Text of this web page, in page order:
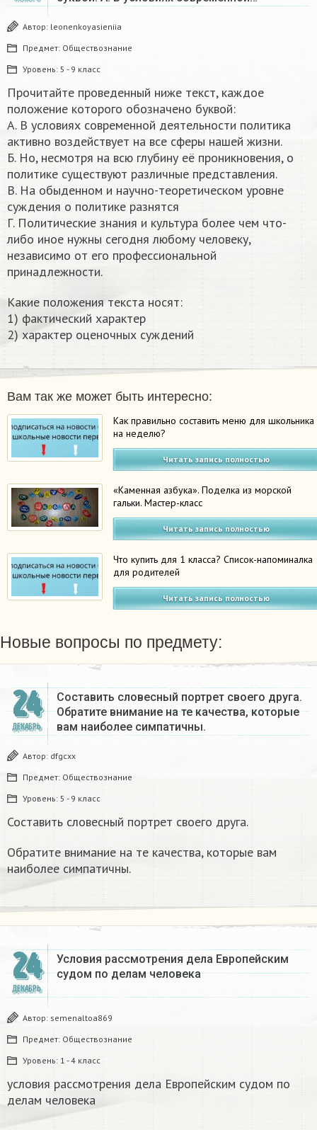
Автор: leonenkoyasieniia
Предмет: Обществознание
Уровень: 5 - 9 класс
Прочитайте проведенный ниже текст, каждое
положение которого обозначено буквой:
А. В условиях современной деятельности политика
активно воздействует на все сферы нашей жизни.
Б. Но, несмотря на всю глубину её проникновения, о
политике существуют различные представления.
В. На обыденном и научно-теоретическом уровне
суждения о политике разнятся
Г. Политические знания и культура более чем что-
либо иное нужны сегодня любому человеку,
независимо от его профессиональной
принадлежности.
Какие положения текста носят:
1) фактический характер
2) характер оценочных суждений​
Вам так же может быть интересно:
Как правильно составить меню для школьника
на неделю?
Читать запись полностью
«Каменная азбука». Поделка из морской
гальки. Мастер-класс
Читать запись полностью
Что купить для 1 класса? Список-напоминалка
для родителей
Читать запись полностью
Новые вопросы по предмету:
24
ДЕКАБРЬ
Составить словесный портрет своего друга.
Обратите внимание на те качества, которые
вам наиболее симпатичны.
Автор: dfgcxx
Предмет: Обществознание
Уровень: 5 - 9 класс
Составить словесный портрет своего друга.
Обратите внимание на те качества, которые вам
наиболее симпатичны.
24
ДЕКАБРЬ
Условия рассмотрения дела Европейским
судом по делам человека
Автор: semenaltoa869
Предмет: Обществознание
Уровень: 1 - 4 класс
условия рассмотрения дела Европейским судом по
делам человека